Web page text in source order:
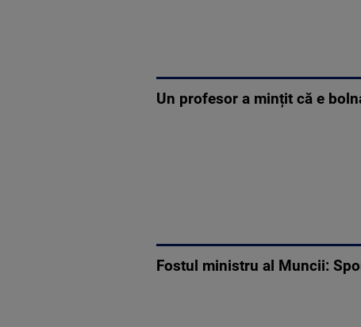
Un profesor a mințit că e
Fostul ministru al Muncii: